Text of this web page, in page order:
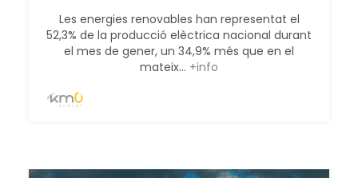
Les energies renovables han representat el
52,3% de la producció elèctrica nacional durant
el mes de gener, un 34,9% més que en el
mateix... +info